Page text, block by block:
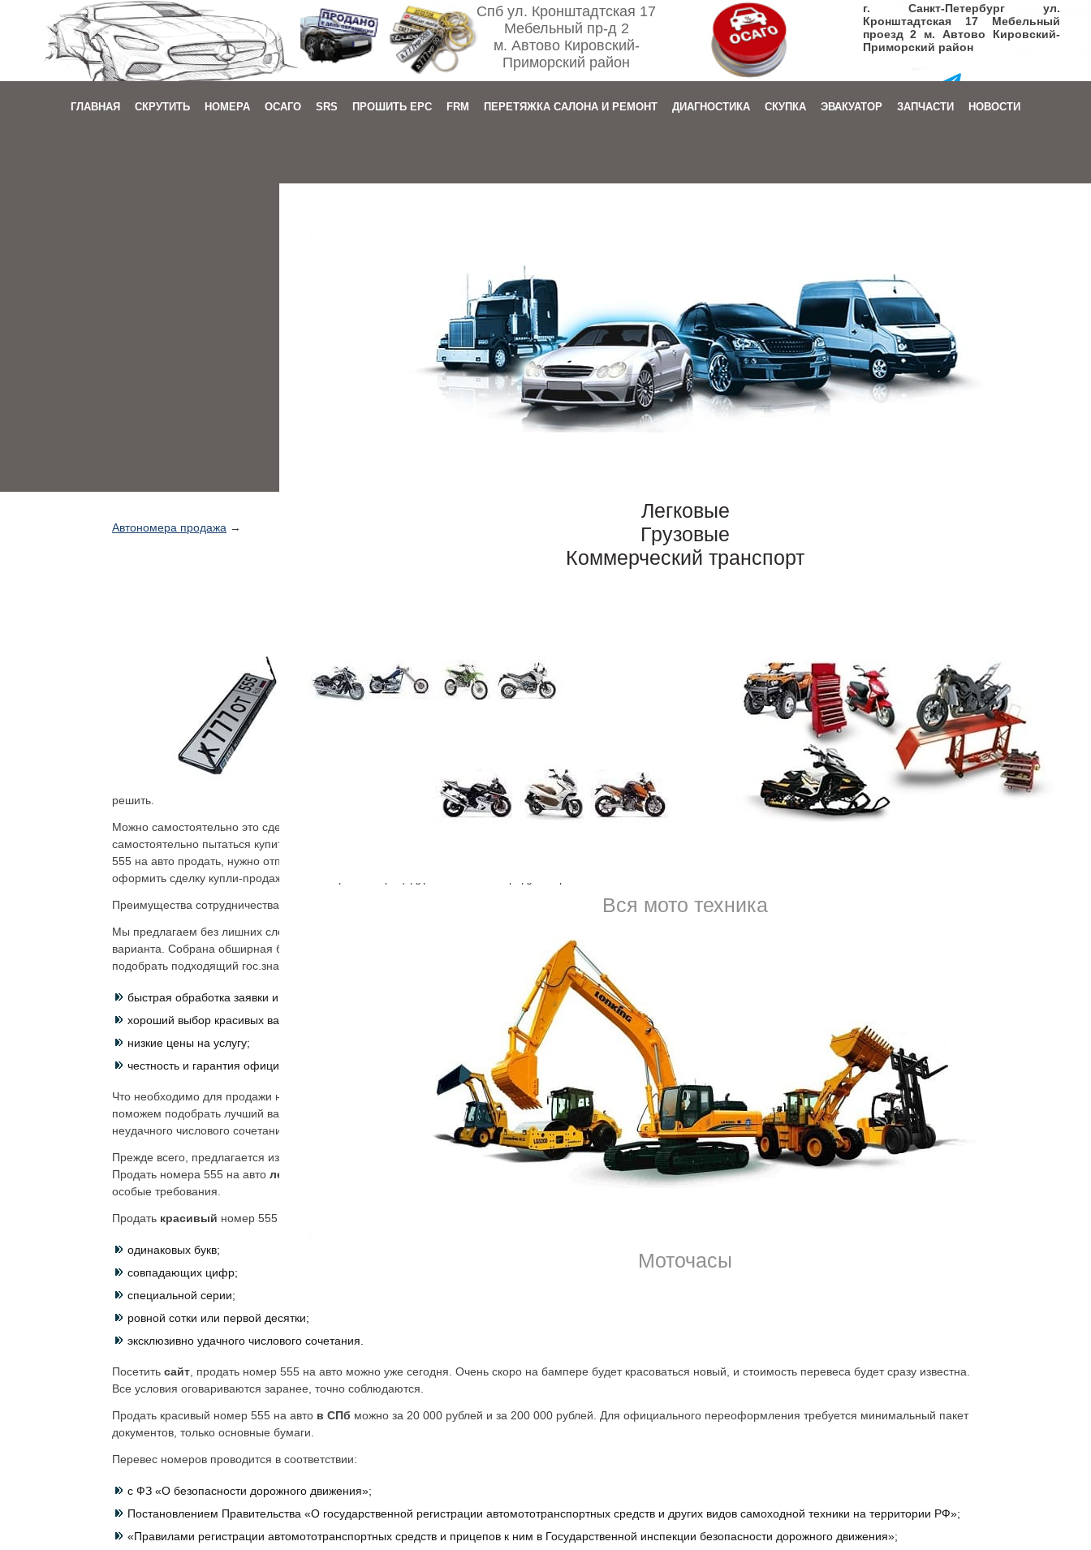
Спб ул. Кронштадтская 17
Мебельный пр-д 2
м. Автово Кировский-
Приморский район
г. Санкт-Петербург ул.
Кронштадтская 17 Мебельный
проезд 2 м. Автово Кировский-
Приморский район
+7 (905) 206-08-72
+7 (905) 206-08-72
ГЛАВНАЯ СКРУТИТЬ НОМЕРА ОСАГО SRS ПРОШИТЬ EPC FRM ПЕРЕТЯЖКА САЛОНА И РЕМОНТ ДИАГНОСТИКА СКУПКА ЭВАКУАТОР ЗАПЧАСТИ НОВОСТИ
Легковые
Грузовые
Коммерческий транспорт
Вся мото техника
Моточасы
Автономера продажа →
номера. Буквы соответствуют региону регистрации, а цифры выбираются автоматически.
При покупке б/у авто
вопрос усложняется, поскольку у машины уже есть гос.номер, зарегистрирована на другого владельца. Нужно
снять с учёта ТС и переоформить все бумаги, обновить данные, в том числе и номерной знак, если авто из другого
В этот момент, да и в любой другой, можно купить или продать красивый гос.номер, с интересной цифровой
комбинацией – чтобы понравится тёще, свекрови, произвести впечатление на коллег, друзей. Когда настроение не
очень, красивыйномер 555
на авто вызовет улыбку и напомнит о том, что практически любую проблему можно
решить.
Можно самостоятельно это сделать, но проще
самостоятельно пытаться купить номер на авто, нет гарантий, что это удастся сделать быстро, и всегда есть риск обмана. Для того чтобы красивые гос. номера
555 на авто продать, нужно отправить на хранение имеющиеся, договориться с владельцем нового гос.знака, найти его, а также найти авто донор или
оформить сделку купли-продажи. Более простая процедура законом не предусмотрена.
Преимущества сотрудничества и правила переоформления
Мы предлагаем без лишних сложностей переоформление. У нас можно продать номер 555 на авто
варианта. Собрана обширная база красивых номеров. К тому же, продать номера на авто в СПб можно по выгодной цене. Предлагается прямо сейчас
подобрать подходящий гос.знак, заказать услугу. Преимущества:
быстрая обработка заявки и переоформление;
хороший выбор красивых вариантов;
низкие цены на услугу;
честность и гарантия официальной перерегистрации.
Что необходимо для продажи номера 555
Официальный сайт посетить или отправить запрос в вк. Мы
поможем подобрать лучший вариант. Мы поможем в два счёта решить проблему трудно запоминающегося номера,
неудачного числового сочетания.
Прежде всего, предлагается изучить те варианты, которые есть в системе. Выбрать будет легко, так как есть номера на любой вкус, с разными преимуществами.
Продать номера 555 на авто ленинградская область
можно также в индивидуальном порядке, если подходящего варианта в базе не удалось найти, есть
особые требования.
Продать красивый номер 555 на авто можно с учётом предпочтительности:
одинаковых букв;
совпадающих цифр;
специальной серии;
ровной сотки или первой десятки;
эксклюзивно удачного числового сочетания.
Посетить сайт , продать номер 555 на авто можно уже сегодня. Очень скоро на бампере будет красоваться новый, и стоимость перевеса будет сразу известна.
Все условия оговариваются заранее, точно соблюдаются.
Продать красивый номер 555 на авто в СПб можно за 20 000 рублей и за 200 000 рублей. Для официального переоформления требуется минимальный пакет
документов, только основные бумаги.
Перевес номеров проводится в соответствии:
с ФЗ «О безопасности дорожного движения»;
Постановлением Правительства «О государственной регистрации автомототранспортных средств и других видов самоходной техники на территории РФ»;
«Правилами регистрации автомототранспортных средств и прицепов к ним в Государственной инспекции безопасности дорожного движения»;